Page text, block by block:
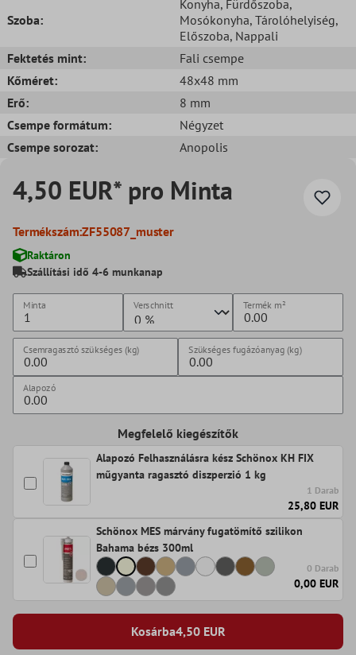
Szoba:
Konyha, Fürdőszoba,
Mosókonyha, Tárolóhelyiség,
Előszoba, Nappali
Fektetés mint:
Fali csempe
Kőméret:
48x48 mm
Erő:
8 mm
Csempe formátum:
Négyzet
Csempe sorozat:
Anopolis
4,50 EUR* pro Minta
Termékszám:ZF55087_muster
Raktáron
Szállítási idő 4-6 munkanap
Minta Verschnitt Termék m²
Csemragasztó szükséges (kg) Szükséges fugázóanyag (kg)
Alapozó
Megfelelő kiegészítők
Alapozó Felhasználásra kész Schönox KH FIX
műgyanta ragasztó diszperzió 1 kg
1 Darab
25,80 EUR
Schönox MES márvány fugatömítő szilikon
Bahama bézs 300ml
0 Darab
0,00 EUR
Kosárba4,50EUR